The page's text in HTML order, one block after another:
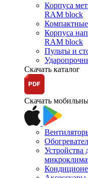
Корпуса
RAM block
Корпуса
RAM block
Пульты и
Скачать каталог
Скачать
Устройства